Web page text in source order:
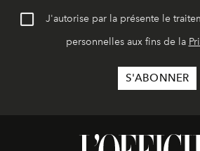
J'autorise par la présente le
personnelles aux fins de la